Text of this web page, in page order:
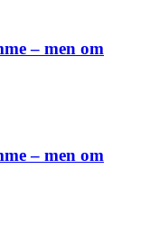
– men om
– men om